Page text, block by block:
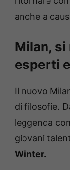
anche a
Milan, si
esperti
Il nuovo
di filosofie.
leggenda
giovani
Winter.